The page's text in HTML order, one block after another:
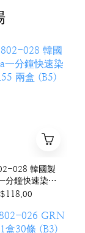
028 韓國製
分鐘快速染髮
兩盒 (B5)